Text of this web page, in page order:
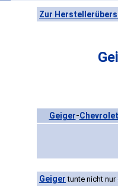
Zur
Geiger-Chevrolet
Geiger tunte nicht